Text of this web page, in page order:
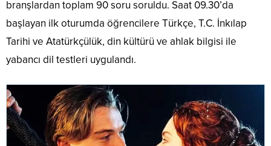
branşlardan toplam 90 soru soruldu. Saat 09.30’da
başlayan ilk oturumda öğrencilere Türkçe, T.C. İnkılap
Tarihi ve Atatürkçülük, din kültürü ve ahlak bilgisi ile
yabancı dil testleri uygulandı.